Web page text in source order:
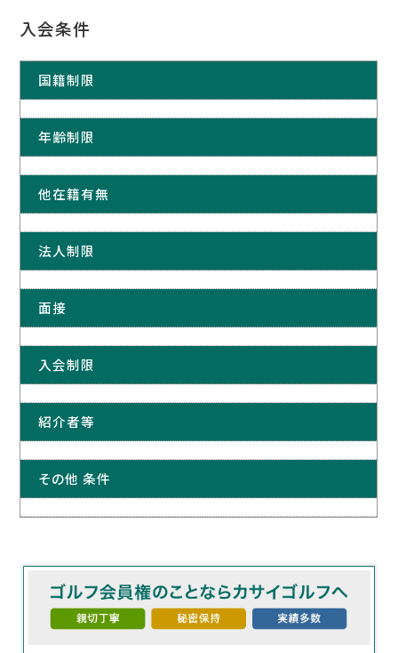
入会条件
国籍制限
年齢制限
他在籍有無
法人制限
面接
入会制限
紹介者等
その他 条件